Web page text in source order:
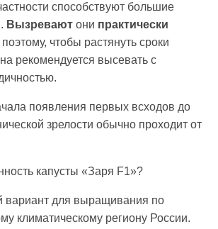
способствуют большие
Вызреваютони практически
поэтому, чтобы растянуть сроки
рекомендуется высевать с
появления первых всходов до
зрелости обычно проходит от
капусты «Заря F1»?
вариант для выращивания по
климатическому региону России.